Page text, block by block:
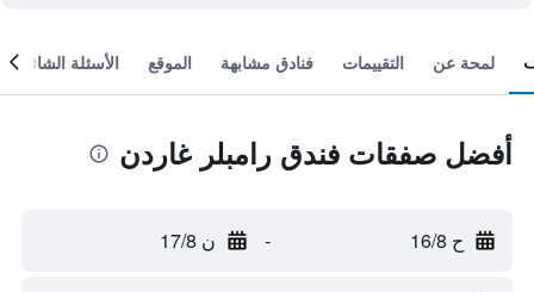
لمحة عن التقييمات فنادق مشابهة الموقع الأسئلة الشائعة
أفضل صفقات فندق رامبلر غاردن
ح 16/8 - ن 17/8